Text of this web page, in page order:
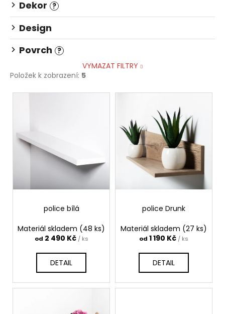
Dekor ?
Design
Povrch ?
VYMAZAT FILTRY
Položek k zobrazení: 5
V
o
police bílá
Materiál skladem (48 ks)
od 2 490 Kč / ks
DETAIL
police Drunk
Materiál skladem (27 ks)
od 1 190 Kč / ks
DETAIL
j
e
m
e
DESKA
Kč